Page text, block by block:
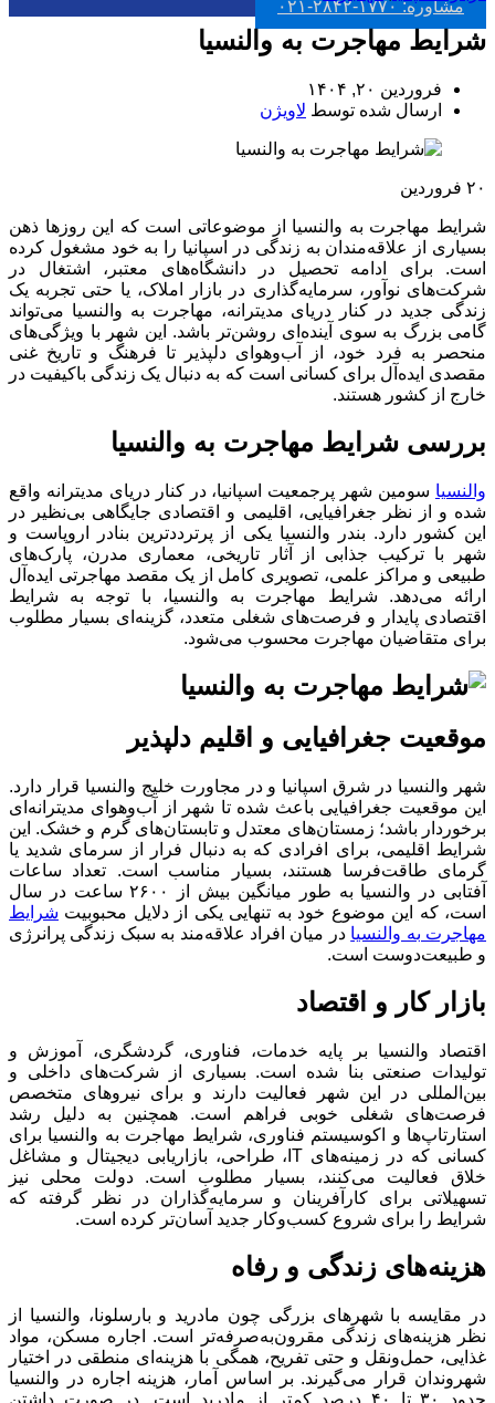
مشاوره: ۱۷۷۰-۲۸۴۲-۰۲۱
شرایط مهاجرت به والنسیا
فروردین ۲۰, ۱۴۰۴
ارسال شده توسط لاویژن
۲۰ فروردین
شرایط مهاجرت به والنسیا از موضوعاتی است که این روزها ذهن
بسیاری از علاقه‌مندان به زندگی در اسپانیا را به خود مشغول کرده
است. برای ادامه تحصیل در دانشگاه‌های معتبر، اشتغال در
شرکت‌های نوآور، سرمایه‌گذاری در بازار املاک، یا حتی تجربه یک
زندگی جدید در کنار دریای مدیترانه، مهاجرت به والنسیا می‌تواند
گامی بزرگ به سوی آینده‌ای روشن‌تر باشد. این شهر با ویژگی‌های
منحصر به فرد خود، از آب‌وهوای دلپذیر تا فرهنگ و تاریخ غنی
مقصدی ایده‌آل برای کسانی است که به دنبال یک زندگی باکیفیت در
خارج از کشور هستند.
بررسی شرایط مهاجرت به والنسیا
والنسیا سومین شهر پرجمعیت اسپانیا، در کنار دریای مدیترانه واقع
شده و از نظر جغرافیایی، اقلیمی و اقتصادی جایگاهی بی‌نظیر در
این کشور دارد. بندر والنسیا یکی از پرترددترین بنادر اروپاست و
شهر با ترکیب جذابی از آثار تاریخی، معماری مدرن، پارک‌های
طبیعی و مراکز علمی، تصویری کامل از یک مقصد مهاجرتی ایده‌آل
ارائه می‌دهد. شرایط مهاجرت به والنسیا، با توجه به شرایط
اقتصادی پایدار و فرصت‌های شغلی متعدد، گزینه‌ای بسیار مطلوب
برای متقاضیان مهاجرت محسوب می‌شود.
موقعیت جغرافیایی و اقلیم دلپذیر
شهر والنسیا در شرق اسپانیا و در مجاورت خلیج والنسیا قرار دارد.
این موقعیت جغرافیایی باعث شده تا شهر از آب‌وهوای مدیترانه‌ای
برخوردار باشد؛ زمستان‌های معتدل و تابستان‌های گرم و خشک. این
شرایط اقلیمی، برای افرادی که به دنبال فرار از سرمای شدید یا
گرمای طاقت‌فرسا هستند، بسیار مناسب است. تعداد ساعات
آفتابی در والنسیا به طور میانگین بیش از ۲۶۰۰ ساعت در سال
است، که این موضوع خود به تنهایی یکی از دلایل محبوبیت شرایط
مهاجرت به والنسیا در میان افراد علاقه‌مند به سبک زندگی پرانرژی
و طبیعت‌دوست است.
بازار کار و اقتصاد
اقتصاد والنسیا بر پایه خدمات، فناوری، گردشگری، آموزش و
تولیدات صنعتی بنا شده است. بسیاری از شرکت‌های داخلی و
بین‌المللی در این شهر فعالیت دارند و برای نیروهای متخصص
فرصت‌های شغلی خوبی فراهم است. همچنین به دلیل رشد
استارتاپ‌ها و اکوسیستم فناوری، شرایط مهاجرت به والنسیا برای
کسانی که در زمینه‌های IT، طراحی، بازاریابی دیجیتال و مشاغل
خلاق فعالیت می‌کنند، بسیار مطلوب است. دولت محلی نیز
تسهیلاتی برای کارآفرینان و سرمایه‌گذاران در نظر گرفته که
شرایط را برای شروع کسب‌وکار جدید آسان‌تر کرده است.
هزینه‌های زندگی و رفاه
در مقایسه با شهرهای بزرگی چون مادرید و بارسلونا، والنسیا از
نظر هزینه‌های زندگی مقرون‌به‌صرفه‌تر است. اجاره مسکن، مواد
غذایی، حمل‌ونقل و حتی تفریح، همگی با هزینه‌ای منطقی در اختیار
شهروندان قرار می‌گیرند. بر اساس آمار، هزینه اجاره در والنسیا
حدود ۳۰ تا ۴۰ درصد کمتر از مادرید است. در صورت داشتن